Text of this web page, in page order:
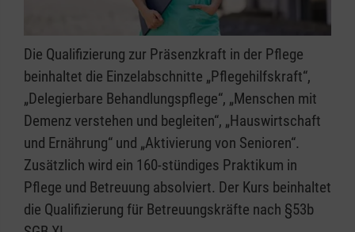
Die Qualifizierung zur Präsenzkraft in der Pflege
beinhaltet die Einzelabschnitte „Pflegehilfskraft“,
„Delegierbare Behandlungspflege“, „Menschen mit
Demenz verstehen und begleiten“, „Hauswirtschaft
und Ernährung“ und „Aktivierung von Senioren“.
Zusätzlich wird ein 160-stündiges Praktikum in
Pflege und Betreuung absolviert. Der Kurs beinhaltet
die Qualifizierung für Betreuungskräfte nach §53b